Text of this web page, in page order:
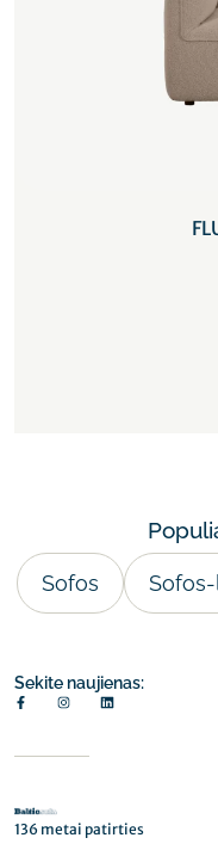
Sofos
Sekite naujienas:
136 metai patirties